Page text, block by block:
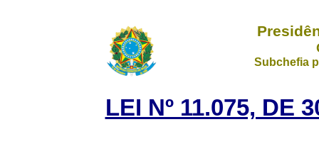
Subchefia
LEI Nº 11.075, DE